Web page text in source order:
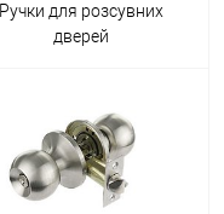
Ручки для розсувних
дверей